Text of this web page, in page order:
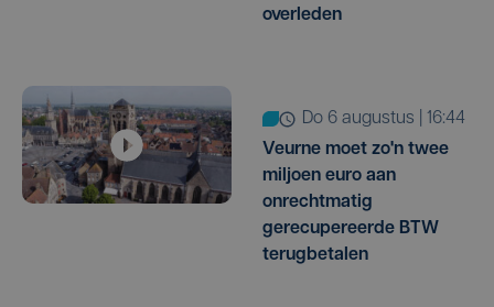
overleden
do 6 augustus | 16:44
Veurne moet zo'n twee
miljoen euro aan
onrechtmatig
gerecupereerde BTW
terugbetalen